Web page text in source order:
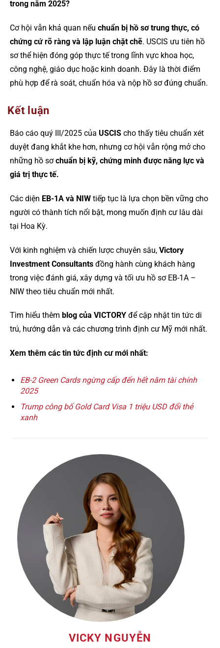
trong năm 2025?
Cơ hội vẫn khả quan nếu chuẩn bị hồ sơ trung thực, có
chứng cứ rõ ràng và lập luận chặt chẽ. USCIS ưu tiên hồ
sơ thể hiện đóng góp thực tế trong lĩnh vực khoa học,
công nghệ, giáo dục hoặc kinh doanh. Đây là thời điểm
phù hợp để rà soát, chuẩn hóa và nộp hồ sơ đúng chuẩn.
Kết luận
Báo cáo quý III/2025 của USCIS cho thấy tiêu chuẩn xét
duyệt đang khắt khe hơn, nhưng cơ hội vẫn rộng mở cho
những hồ sơchuẩn bị kỹ, chứng minh được năng lực và
giá trị thực tế.
Các diện EB-1A và NIW tiếp tục là lựa chọn bền vững cho
người có thành tích nổi bật, mong muốn định cư lâu dài
tại Hoa Kỳ.
Với kinh nghiệm và chiến lược chuyên sâu, Victory
Investment Consultants đồng hành cùng khách hàng
trong việc đánh giá, xây dựng và tối ưu hồ sơ EB-1A –
NIW theo tiêu chuẩn mới nhất.
Tìm hiểu thêm blog của VICTORY để cập nhật tin tức di
trú, hướng dẫn và các chương trình định cư Mỹ mới nhất.
Xem thêm các tin tức định cư mới nhất:
EB-2 Green Cards ngừng cấp đến hết năm tài chính
2025
Trump công bố Gold Card Visa 1 triệu USD đổi thẻ
xanh
VICKY NGUYỄN